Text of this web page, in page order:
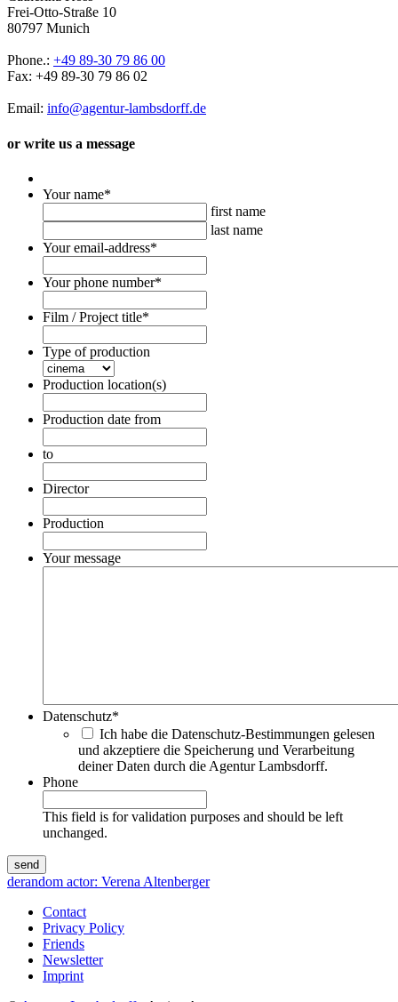
Frei-Otto-Straße 10
80797 Munich
Phone.: +49 89-30 79 86 00
Fax: +49 89-30 79 86 02
Email: info@agentur-lambsdorff.de
or write us a message
Your name*
first name
last name
Your email-address*
Your phone number*
Film / Project title*
Type of production
Production location(s)
Production date from
Format:
DD
dot
MM
dot
YYYY
to
Format:
DD
dot
MM
dot
YYYY
Director
Production
Your message
Datenschutz*
Ich habe die Datenschutz-Bestimmungen gelesen
und akzeptiere die Speicherung und Verarbeitung
deiner Daten durch die Agentur Lambsdorff.
Phone
This field is for validation purposes and should be left
unchanged.
derandom actor: Verena Altenberger
Contact
Privacy Policy
Friends
Newsletter
Imprint